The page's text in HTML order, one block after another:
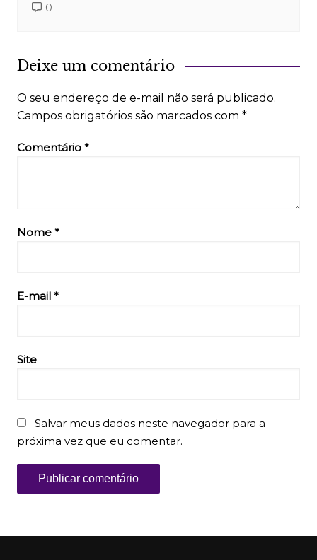
0
Deixe um comentário
O seu endereço de e-mail não será publicado.
Campos obrigatórios são marcados com *
Comentário *
Nome *
E-mail *
Site
Salvar meus dados neste navegador para a
próxima vez que eu comentar.